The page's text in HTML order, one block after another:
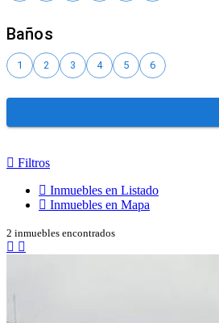
Filtros
Inmuebles en Listado
Inmuebles en Mapa
2 inmuebles encontrados